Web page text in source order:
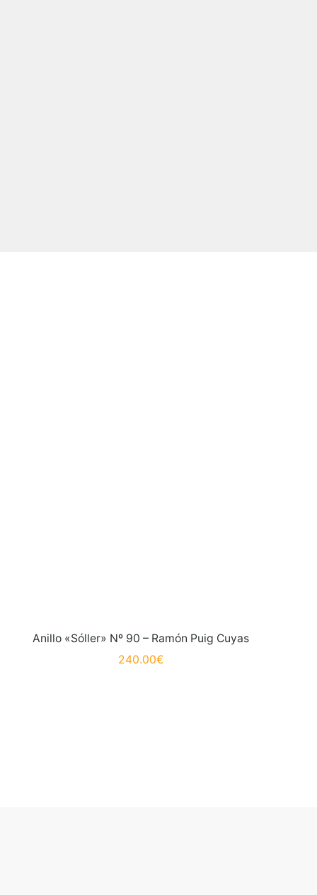
Anillo «Sóller» Nº 90 – Ramón Puig Cuyas
240.00€